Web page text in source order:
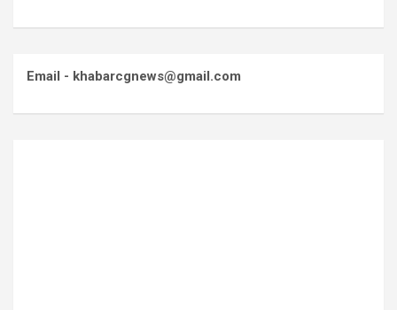
Email - khabarcgnews@gmail.com